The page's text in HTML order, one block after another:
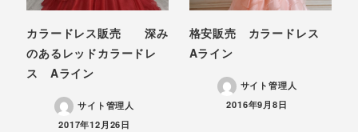
カラードレス販売 深み
のあるレッドカラードレ
ス Aライン
サイト管理人
投稿日
2017年12月26日
格安販売 カラードレス
Aライン
サイト管理人
投稿日
2016年9月8日